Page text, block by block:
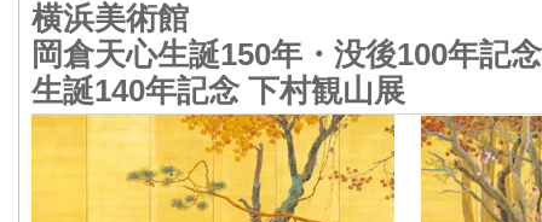
横浜美術館
岡倉天心生誕150年・没後100年記念
生誕140年記念 下村観山展